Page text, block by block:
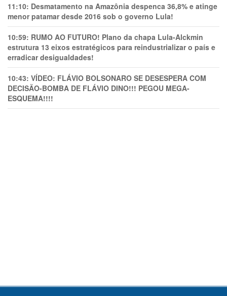
11:10: Desmatamento na Amazônia despenca 36,8% e atinge
menor patamar desde 2016 sob o governo Lula!
10:59: RUMO AO FUTURO! Plano da chapa Lula-Alckmin
estrutura 13 eixos estratégicos para reindustrializar o país e
erradicar desigualdades!
10:43: VÍDEO: FLÁVIO BOLSONARO SE DESESPERA COM
DECISÃO-BOMBA DE FLÁVIO DINO!!! PEGOU MEGA-
ESQUEMA!!!!